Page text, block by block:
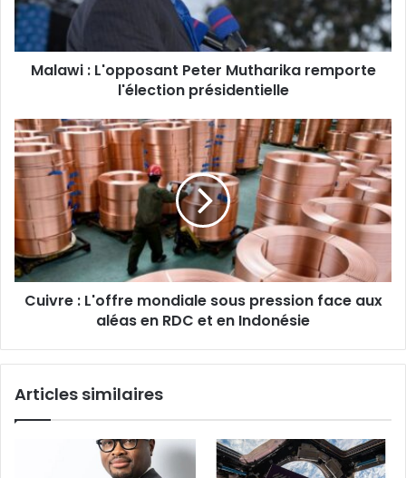
l'élection
présidentielle
Malawi : L'opposant Peter Mutharika remporte
l'élection présidentielle
Cuivre
:
L'offre
mondiale
sous
pression
face
aux
aléas
en
en
Cuivre : L'offre mondiale sous pression face aux
aléas en RDC et en Indonésie
Articles similaires